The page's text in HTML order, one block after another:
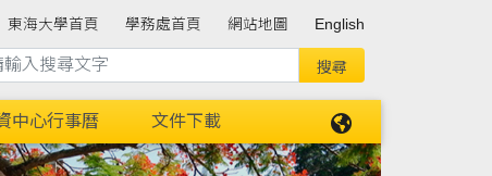
東海大學首頁 學務處首頁 網站地圖 English
中心行事曆 文件下載